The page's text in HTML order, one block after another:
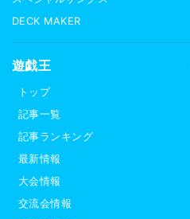
DECK MAKER
遊戯王
トップ
記事一覧
記事ランキング
最新情報
大会情報
交流会情報